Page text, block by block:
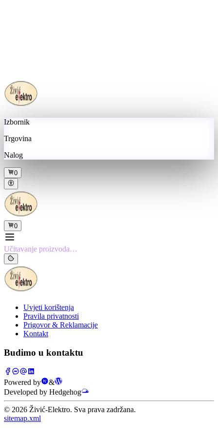
Izbornik
Trgovina
Nalog
0
0
Učitavanje proizvoda…
Uvjeti korištenja
Pravila privatnosti
Prigovor & Reklamacije
Kontakt
Budimo u kontaktu
Powered by
&
Developed by Hedgehog
© 2026 Živić-Elektro. Sva prava zadržana.
sitemap.xml